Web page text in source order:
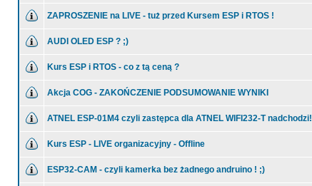
ZAPROSZENIE na LIVE - tuż przed Kursem ESP i RTOS !
AUDI OLED ESP ? ;)
Kurs ESP i RTOS - co z tą ceną ?
Akcja COG - ZAKOŃCZENIE PODSUMOWANIE WYNIKI
ATNEL ESP-01M4 czyli zastępca dla ATNEL WIFI232-T nadchodzi!
Kurs ESP - LIVE organizacyjny - Offline
ESP32-CAM - czyli kamerka bez żadnego andruino ! ;)